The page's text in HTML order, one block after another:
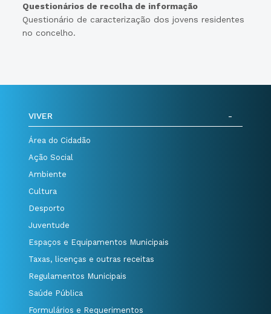
Questionários de recolha de informação
Questionário de caracterização dos jovens residentes
no concelho.
VIVER
Área do Cidadão
Ação Social
Ambiente
Cultura
Desporto
Juventude
Espaços e Equipamentos Municipais
Taxas, licenças e outras receitas
Regulamentos Municipais
Saúde Pública
Formulários e Requerimentos